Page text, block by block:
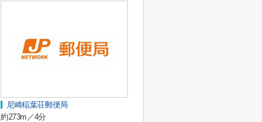
尼崎稲葉荘郵便局
約273m／4分